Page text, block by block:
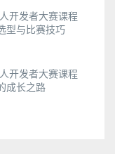
开发者大赛课程
型与比赛技巧
开发者大赛课程
成长之路